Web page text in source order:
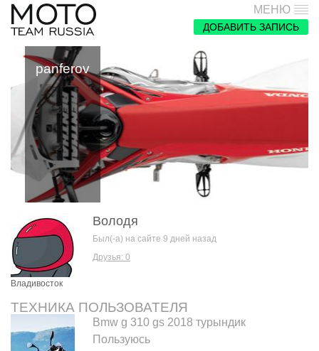
МЕНЮ
ДОБАВИТЬ ЗАПИСЬ
panferov
Владивосток
Володя
Был(-а) на сайте 9 дней назад
Друзья: 0
ТЕХНИКА ПОЛЬЗОВАТЕЛЯ
Bmw g 310 gs 2018 турындик
Пользуюсь